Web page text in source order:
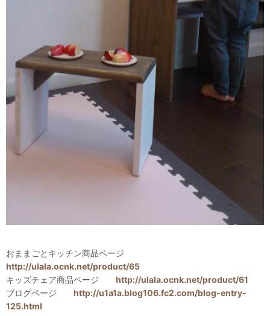
おままごとキッチン商品ページ
http://ulala.ocnk.net/product/65
キッズチェア商品ページ http://ulala.ocnk.net/product/61
ブログページ http://u1a1a.blog106.fc2.com/blog-entry-
125.html